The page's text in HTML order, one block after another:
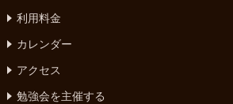
利用料金
カレンダー
アクセス
勉強会を主催する